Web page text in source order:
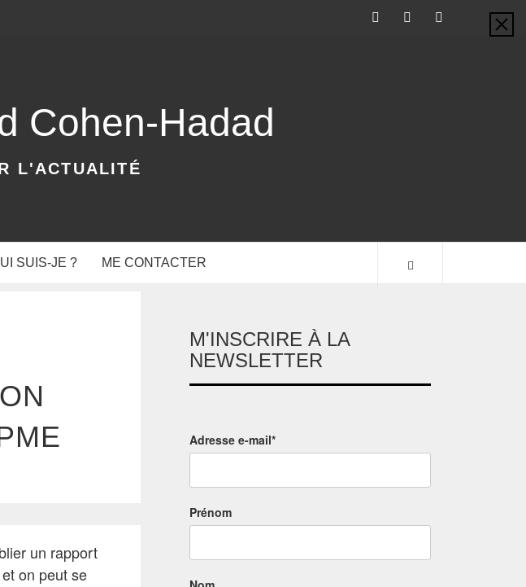
Cohen-Hadad
L'ACTUALITÉ
SUIS-JE ? ME CONTACTER
un rapport
on peut se
M'INSCRIRE À LA
NEWSLETTER
Adresse e-mail*
Prénom